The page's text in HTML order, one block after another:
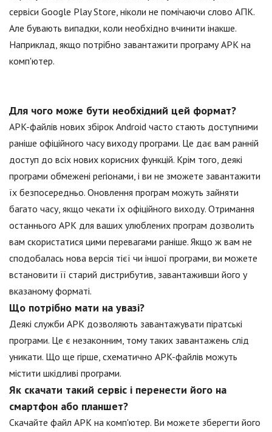
сервіси Google Play Store, ніколи не помічаючи слово АПК.
Але бувають випадки, коли необхідно вчинити інакше.
Наприклад, якщо потрібно завантажити програму APK на
комп'ютер.
Для чого може бути необхідний цей формат?
APK-файлів нових збірок Android часто стають доступними
раніше офіційного часу виходу програми. Це дає вам ранній
доступ до всіх нових корисних функцій. Крім того, деякі
програми обмежені регіонами, і ви не зможете завантажити
їх безпосередньо. Оновлення програм можуть зайняти
багато часу, якщо чекати їх офіційного виходу. Отримання
останнього APK для ваших улюблених програм дозволить
вам скористатися цими перевагами раніше. Якщо ж вам не
сподобалась нова версія тієї чи іншої програми, ви можете
встановити її старий дистрибутив, завантаживши його у
вказаному форматі.
Що потрібно мати на увазі?
Деякі служби APK дозволяють завантажувати піратські
програми. Це є незаконним, тому таких завантажень слід
уникати. Що ще гірше, схематично APK-файлів можуть
містити шкідливі програми.
Як скачати такий сервіс і перенести його на
смартфон або планшет?
Скачайте файл APK на комп'ютер. Ви можете зберегти його